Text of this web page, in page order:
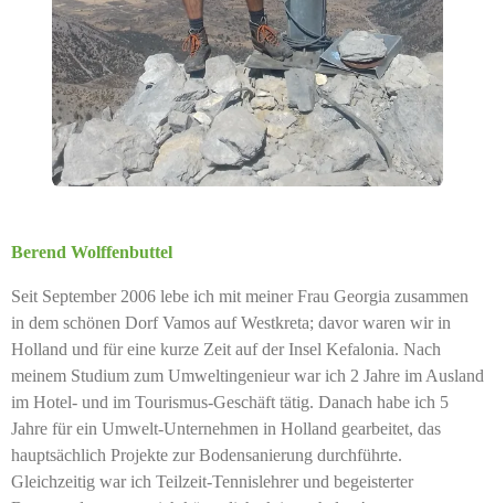
Berend Wolffenbuttel
Seit September 2006 lebe ich mit meiner Frau Georgia zusammen
in dem schönen Dorf Vamos auf Westkreta; davor waren wir in
Holland und für eine kurze Zeit auf der Insel Kefalonia. Nach
meinem Studium zum Umweltingenieur war ich 2 Jahre im Ausland
im Hotel- und im Tourismus-Geschäft tätig. Danach habe ich 5
Jahre für ein Umwelt-Unternehmen in Holland gearbeitet, das
hauptsächlich Projekte zur Bodensanierung durchführte.
Gleichzeitig war ich Teilzeit-Tennislehrer und begeisterter